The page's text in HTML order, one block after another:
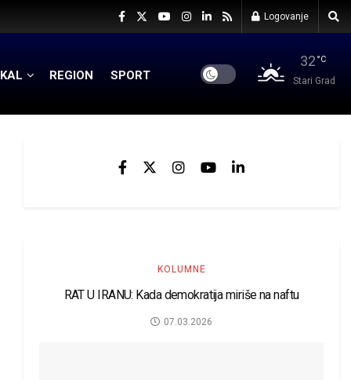
Logovanje
REGION SPORT
32 °C
Stari Grad
KOLUMNE
RAT U IRANU: Kada demokratija miriše na naftu
07.03.2026